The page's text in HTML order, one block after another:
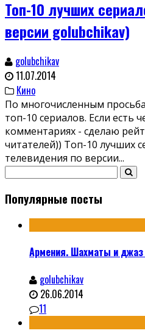
Топ-10 лучших
версии golubchikav)
golubchikav
11.07.2014
Кино
По многочисленным
топ-10 сериалов. Если есть
комментариях - сделаю
читателей)) Топ-10 лучших
телевидения по версии...
Популярные посты
Армения. Шахматы и джаз
golubchikav
26.06.2014
11